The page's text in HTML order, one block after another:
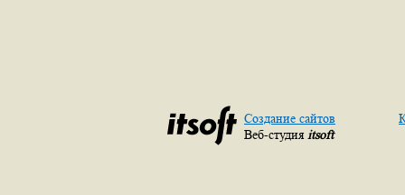
Создание сайтов
Веб-студия itsoft